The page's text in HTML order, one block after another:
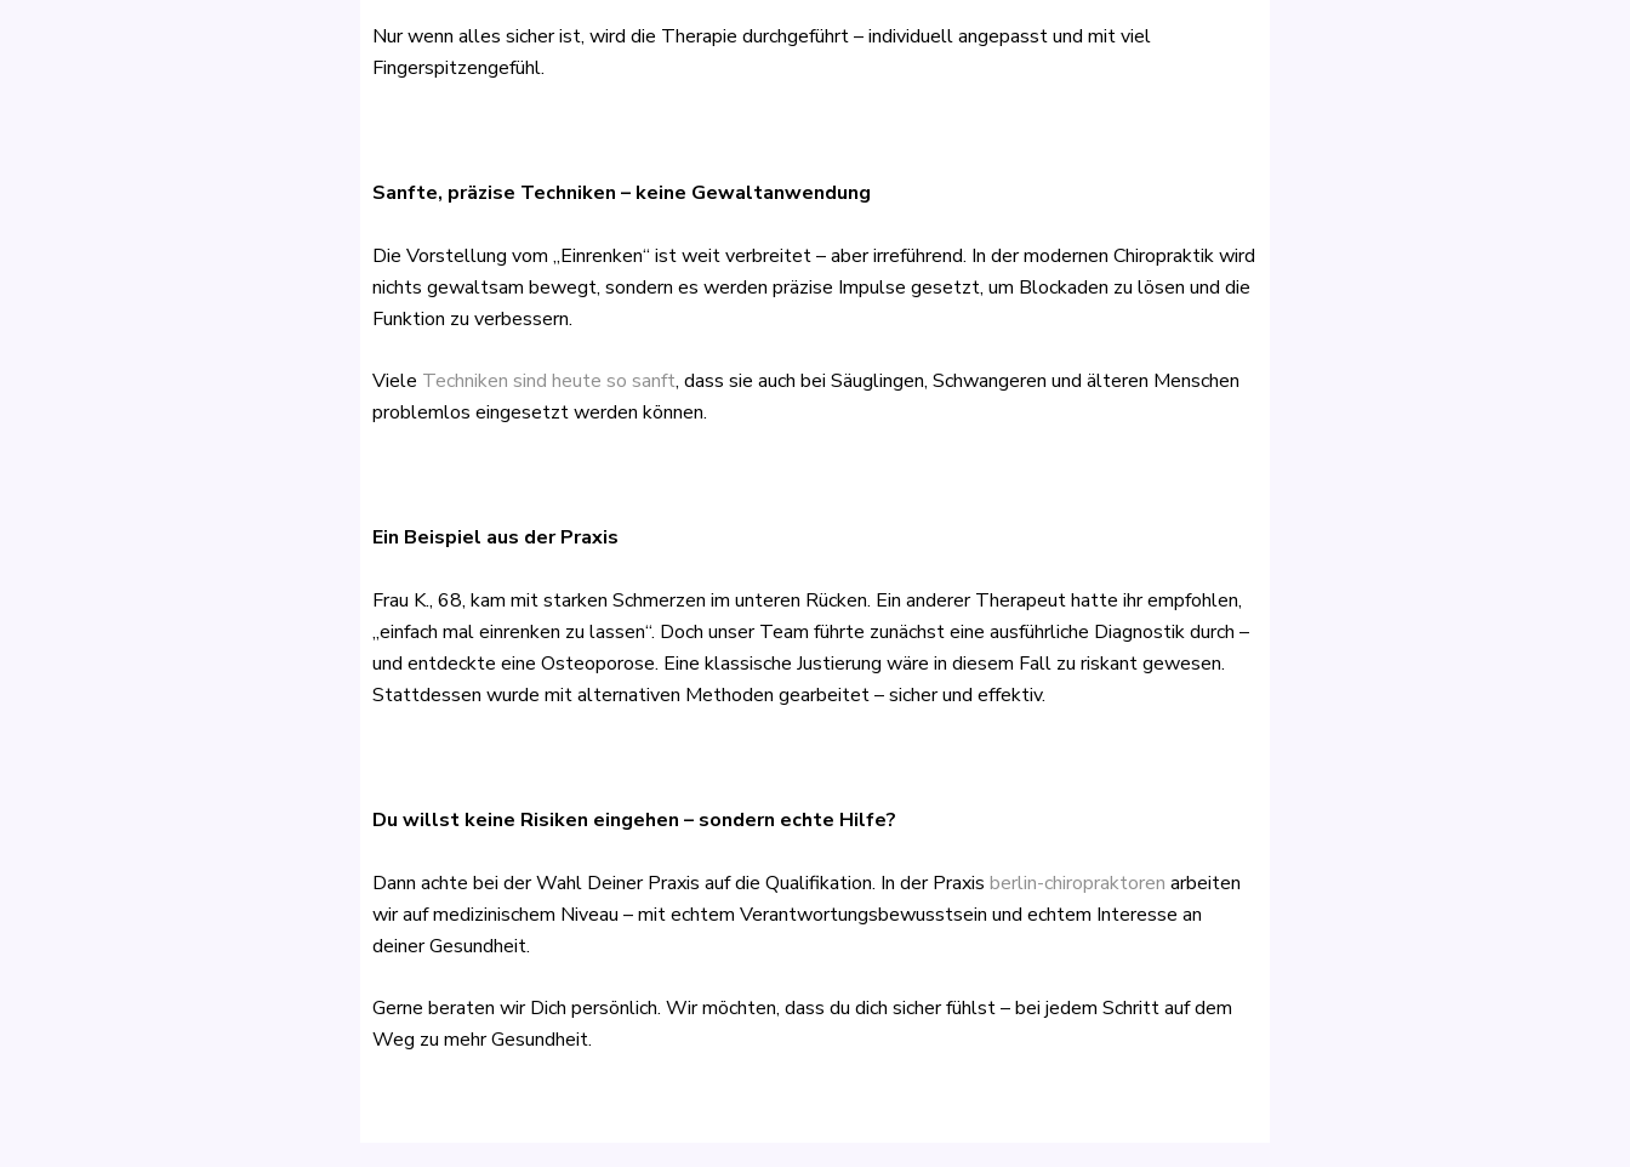
Nur wenn alles sicher ist, wird die Therapie durchgeführt – individuell angepasst und mit viel
Fingerspitzengefühl.
Sanfte, präzise Techniken – keine Gewaltanwendung
Die Vorstellung vom „Einrenken“ ist weit verbreitet – aber irreführend. In der modernen Chiropraktik wird
nichts gewaltsam bewegt, sondern es werden präzise Impulse gesetzt, um Blockaden zu lösen und die
Funktion zu verbessern.
Viele Techniken sind heute so sanft, dass sie auch bei Säuglingen, Schwangeren und älteren Menschen
problemlos eingesetzt werden können.
Ein Beispiel aus der Praxis
Frau K., 68, kam mit starken Schmerzen im unteren Rücken. Ein anderer Therapeut hatte ihr empfohlen,
„einfach mal einrenken zu lassen“. Doch unser Team führte zunächst eine ausführliche Diagnostik durch –
und entdeckte eine Osteoporose. Eine klassische Justierung wäre in diesem Fall zu riskant gewesen.
Stattdessen wurde mit alternativen Methoden gearbeitet – sicher und effektiv.
Du willst keine Risiken eingehen – sondern echte Hilfe?
Dann achte bei der Wahl Deiner Praxis auf die Qualifikation. In der Praxis berlin-chiropraktoren arbeiten
wir auf medizinischem Niveau – mit echtem Verantwortungsbewusstsein und echtem Interesse an
deiner Gesundheit.
Gerne beraten wir Dich persönlich. Wir möchten, dass du dich sicher fühlst – bei jedem Schritt auf dem
Weg zu mehr Gesundheit.